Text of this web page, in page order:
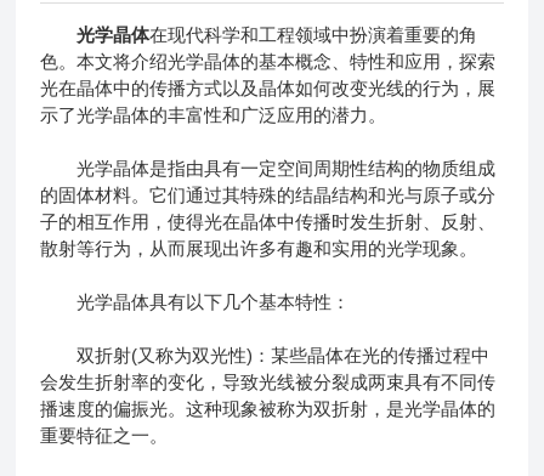
光学晶体在现代科学和工程领域中扮演着重要的角
色。本文将介绍光学晶体的基本概念、特性和应用，探索
光在晶体中的传播方式以及晶体如何改变光线的行为，展
示了光学晶体的丰富性和广泛应用的潜力。
光学晶体是指由具有一定空间周期性结构的物质组成
的固体材料。它们通过其特殊的结晶结构和光与原子或分
子的相互作用，使得光在晶体中传播时发生折射、反射、
散射等行为，从而展现出许多有趣和实用的光学现象。
光学晶体具有以下几个基本特性：
双折射(又称为双光性)：某些晶体在光的传播过程中
会发生折射率的变化，导致光线被分裂成两束具有不同传
播速度的偏振光。这种现象被称为双折射，是光学晶体的
重要特征之一。